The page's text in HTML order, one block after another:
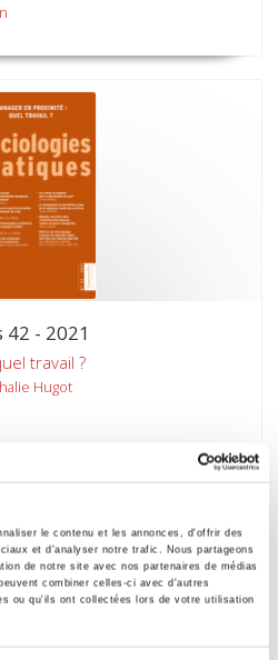
le contenu et les annonces, d'offrir des
et d'analyser notre trafic. Nous partageons
de notre site avec nos partenaires de médias
combiner celles-ci avec d'autres
ou qu'ils ont collectées lors de votre utilisation
- 2021
travail ?
Hugot